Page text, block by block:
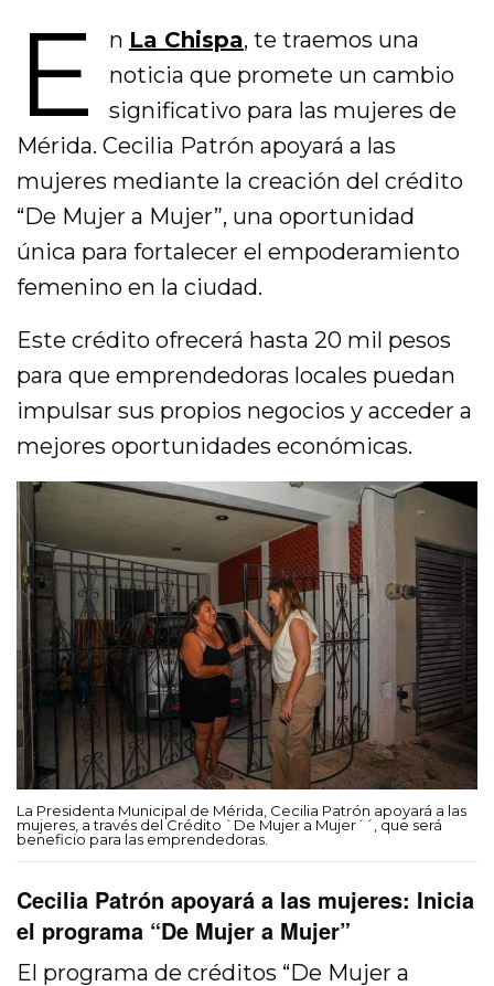
E n La Chispa, te traemos una
noticia que promete un cambio
significativo para las mujeres de
Mérida. Cecilia Patrón apoyará a las
mujeres mediante la creación del crédito
“De Mujer a Mujer”, una oportunidad
única para fortalecer el empoderamiento
femenino en la ciudad.
Este crédito ofrecerá hasta 20 mil pesos
para que emprendedoras locales puedan
impulsar sus propios negocios y acceder a
mejores oportunidades económicas.
La Presidenta Municipal de Mérida, Cecilia Patrón apoyará a las
mujeres, a través del Crédito `De Mujer a Mujer´´, que será
beneficio para las emprendedoras.
Cecilia Patrón apoyará a las mujeres: Inicia
el programa “De Mujer a Mujer”
El programa de créditos “De Mujer a